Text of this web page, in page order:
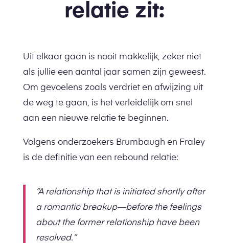
relatie zit:
Uit elkaar gaan is nooit makkelijk, zeker niet
als jullie een aantal jaar samen zijn geweest.
Om gevoelens zoals verdriet en afwijzing uit
de weg te gaan, is het verleidelijk om snel
aan een nieuwe relatie te beginnen.
Volgens onderzoekers Brumbaugh en Fraley
is de definitie van een rebound relatie:
“A relationship that is initiated shortly after
a romantic breakup—before the feelings
about the former relationship have been
resolved.”